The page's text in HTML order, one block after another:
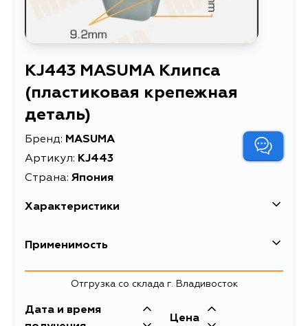
KJ443 MASUMA Клипса
(пластиковая крепежная
деталь)
Бренд: MASUMA
Артикул: KJ443
Страна: Япония
Характеристики
EAN-13
Длина упаковки, мм
Масса, кг 0.08
Применимость
Отгрузка со склада г. Владивосток
Дата и время
Цена